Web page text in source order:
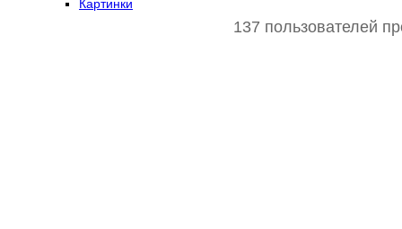
137 пользователей
Картинки